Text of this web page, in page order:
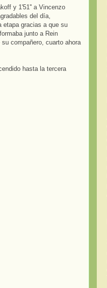
y 1'51'' a Vincenzo
del día,
etapa gracias a que su
junto a Rein
compañero, cuarto ahora
hasta la tercera